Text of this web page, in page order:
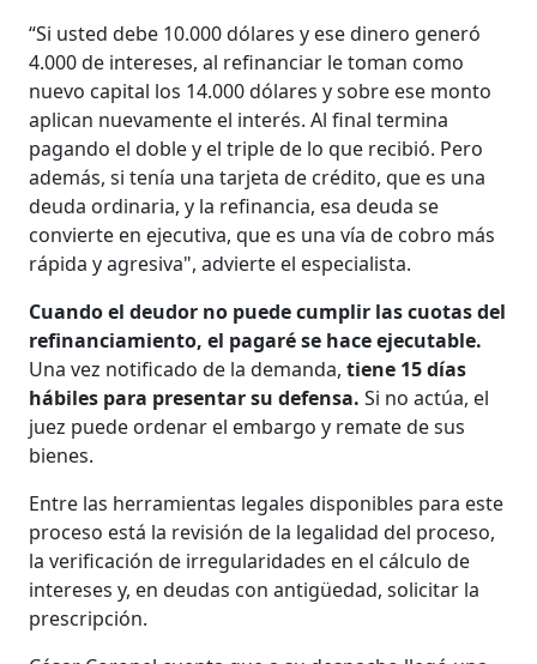
“Si usted debe 10.000 dólares y ese dinero generó
4.000 de intereses, al refinanciar le toman como
nuevo capital los 14.000 dólares y sobre ese monto
aplican nuevamente el interés. Al final termina
pagando el doble y el triple de lo que recibió. Pero
además, si tenía una tarjeta de crédito, que es una
deuda ordinaria, y la refinancia, esa deuda se
convierte en ejecutiva, que es una vía de cobro más
rápida y agresiva", advierte el especialista.
Cuando el deudor no puede cumplir las cuotas del
refinanciamiento, el pagaré se hace ejecutable.
Una vez notificado de la demanda,tiene 15 días
hábiles para presentar su defensa. Si no actúa, el
juez puede ordenar el embargo y remate de sus
bienes.
Entre las herramientas legales disponibles para este
proceso está la revisión de la legalidad del proceso,
la verificación de irregularidades en el cálculo de
intereses y, en deudas con antigüedad, solicitar la
prescripción.